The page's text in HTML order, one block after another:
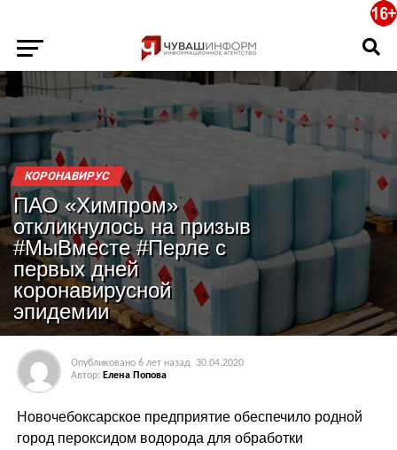
КОРОНАВИРУС
ПАО «Химпром»
откликнулось на призыв
#МыВместе #Перле с
первых дней
коронавирусной
эпидемии
Опубликовано 6 лет назад
30.04.2020
Автор: Елена Попова
Новочебоксарское предприятие обеспечило родной
город пероксидом водорода для обработки